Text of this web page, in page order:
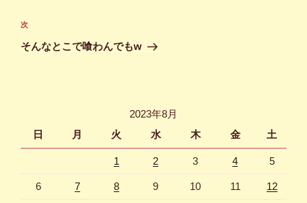
ナ
ビ
ゲ
稿
次
の
次
そんなとこで喰わんでもw
2023年8月
日
月 火 水 木 金 土
1 2 3 4 5
6 7 8 9 10 11 12